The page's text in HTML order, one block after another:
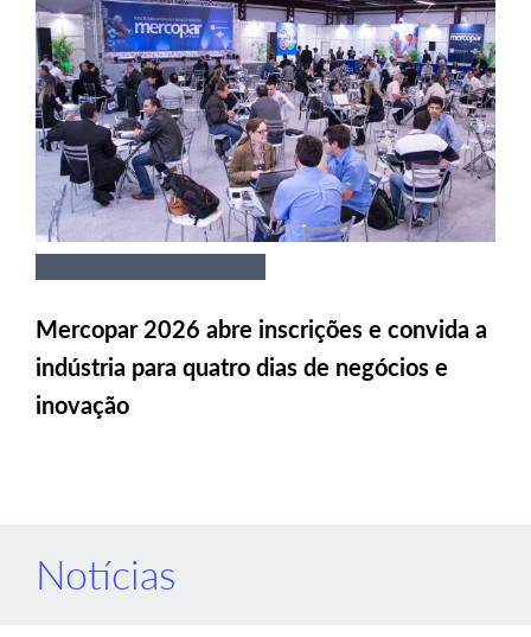
Mercopar 2026 abre inscrições e convida a
indústria para quatro dias de negócios e
inovação
Notícias